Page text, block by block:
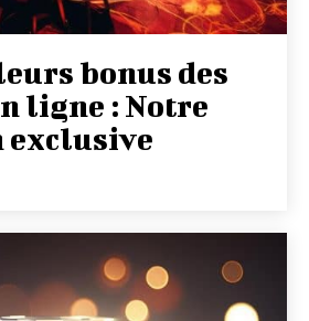
bonus des
ligne : Notre
exclusive